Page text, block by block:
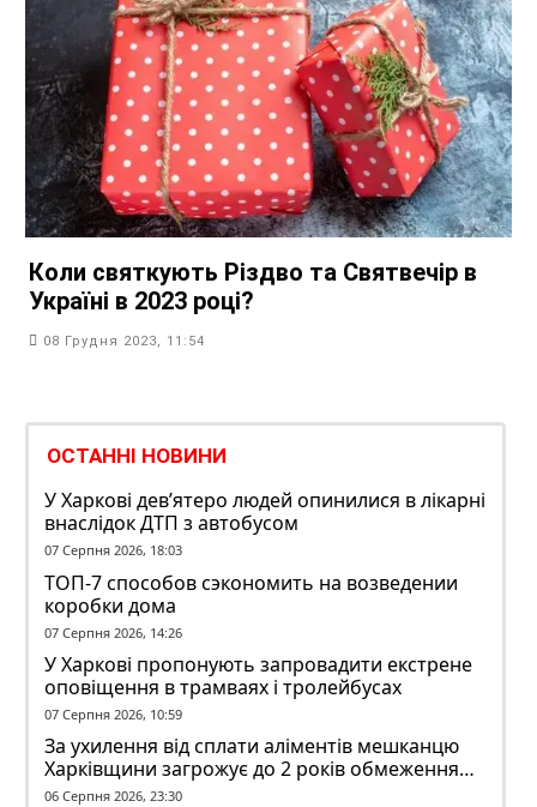
Коли святкують Різдво та Святвечір в
Україні в 2023 році?
08 Грудня 2023, 11:54
ОСТАННІ НОВИНИ
У Харкові дев’ятеро людей опинилися в лікарні
внаслідок ДТП з автобусом
07 Серпня 2026, 18:03
ТОП-7 способов сэкономить на возведении
коробки дома
07 Серпня 2026, 14:26
У Харкові пропонують запровадити екстрене
оповіщення в трамваях і тролейбусах
07 Серпня 2026, 10:59
За ухилення від сплати аліментів мешканцю
Харківщини загрожує до 2 років обмеження
волі
06 Серпня 2026, 23:30